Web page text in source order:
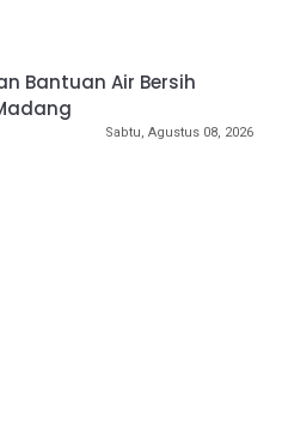
Bantuan Air Bersih
Sabtu, Agustus 08, 2026